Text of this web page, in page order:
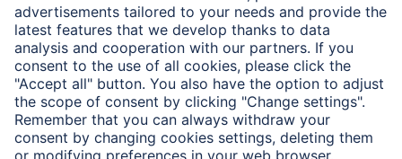
Dokładność temperatury
(wewnątrz i na zewnąrz)
±1°C
Dokładność wilgotności
powietrza
±5%
Funkcja zegara Tak (12/24)